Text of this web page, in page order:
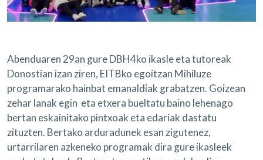
Abenduaren 29an gure DBH4ko ikasle eta tutoreak
Donostian izan ziren, EITBko egoitzan Mihiluze
programarako hainbat emanaldiak grabatzen. Goizean
zehar lanak egin eta etxera bueltatu baino lehenago
bertan eskainitako pintxoak eta edariak dastatu
zituzten. Bertako arduradunek esan zigutenez,
urtarrilaren azkeneko programak dira gure ikasleek